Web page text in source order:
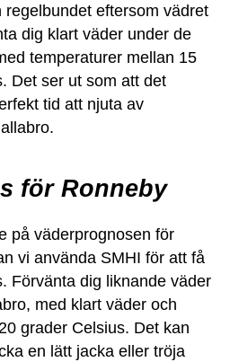
regelbundet eftersom vädret
dig klart väder under de
temperaturer mellan 15
Det ser ut som att det
tid att njuta av
för Ronneby
på väderprognosen för
vi använda SMHI för att få
Förvänta dig liknande väder
med klart väder och
grader Celsius. Det kan
en lätt jacka eller tröja